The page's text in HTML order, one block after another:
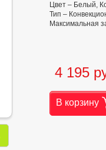
Цвет – Белый,
Тип –
Максимальная
4 195
В корзину